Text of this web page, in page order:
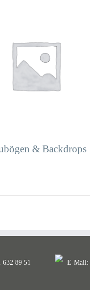
& Backdrops
632 89 51 E-Mail: